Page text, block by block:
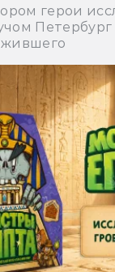
герои